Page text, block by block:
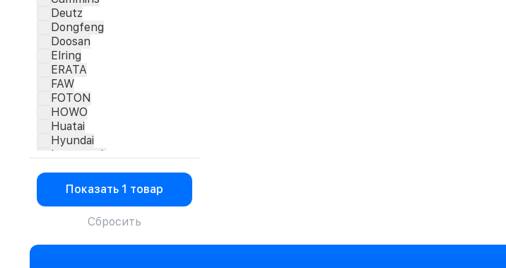
Deutz
Dongfeng
Doosan
Elring
ERATA
FAW
FOTON
HOWO
Huatai
Hyundai
Intertruck
Knecht
KNORR
Komatsu
Liebherr
Показать 1 товар
Сбросить